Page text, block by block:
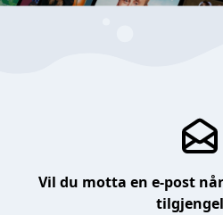
Vil du motta en e-post